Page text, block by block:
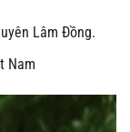
Lâm Đồng.
Nam